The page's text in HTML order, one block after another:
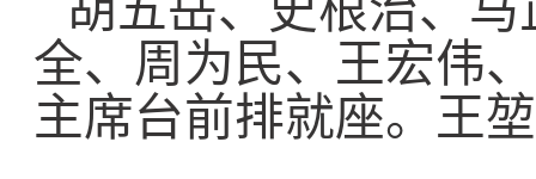
全、周为民、王宏伟
主席台前排就座。王